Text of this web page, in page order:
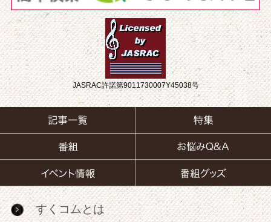
JASRAC許諾第9011730007Y45038号
すくコムとは